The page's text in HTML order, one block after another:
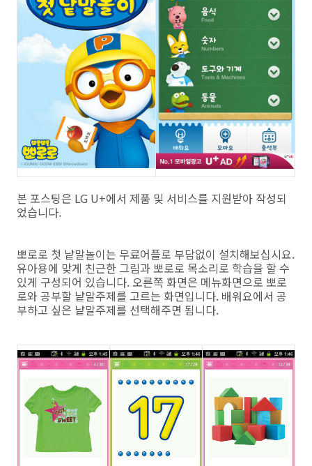
본 포스팅은 LG U+에서 제품 및 서비스를 지원받아 작성되
었습니다.
뽀로로 첫 낱말놀이는 무료어플로 부담없이 설치해보십시요.
유아용에 맞게 친근한 그림과 뽀로로 목소리로 학습을 할 수
있게 구성되어 있습니다. 오른쪽 화면은 메뉴화면으로 뽀로
로와 공부할 낱말주제를 고르는 화면입니다. 배워요에서 공
부하고 싶은 낱말주제를 선택해주면 됩니다.